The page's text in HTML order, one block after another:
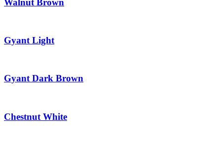
Gyant Light
Gyant Dark Brown
Chestnut White